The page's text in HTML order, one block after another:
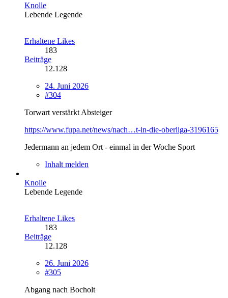
Knolle
Lebende Legende
Erhaltene Likes
183
Beiträge
12.128
24. Juni 2026
#304
Torwart verstärkt Absteiger
https://www.fupa.net/news/nach…t-in-die-oberliga-3196165
Jedermann an jedem Ort - einmal in der Woche Sport
Inhalt melden
Knolle
Lebende Legende
Erhaltene Likes
183
Beiträge
12.128
26. Juni 2026
#305
Abgang nach Bocholt